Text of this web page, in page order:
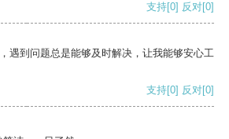
支持[0] 反对[0]
遇到问题总是能够及时解决，让我能够安心工
支持[0] 反对[0]